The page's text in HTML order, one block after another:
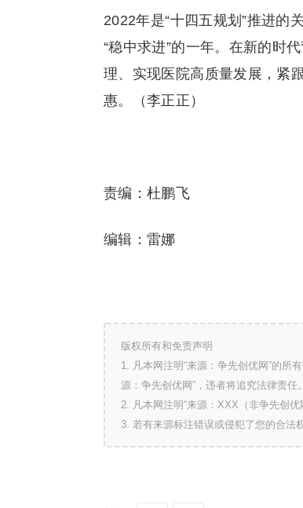
2022年是“十四五规划”推进的
“稳中求进”的一年。在新的时
理、实现医院高质量发展，紧
惠。（李正正）
责编：杜鹏飞
编辑：雷娜
版权所有和免责声明
1. 凡本网注明“来源：争先创优网”的所
源：争先创优网”，违者将追究法律责任。
2. 凡本网注明“来源：XXX（非争先创
3. 若有来源标注错误或侵犯了您的合法